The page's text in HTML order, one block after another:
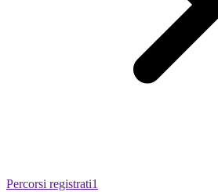
Percorsi registrati1